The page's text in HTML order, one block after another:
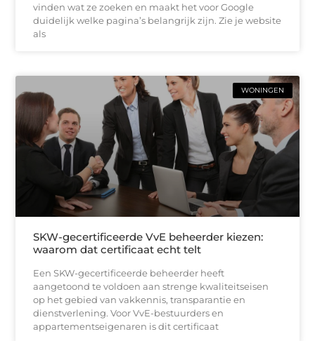
vinden wat ze zoeken en maakt het voor Google
duidelijk welke pagina’s belangrijk zijn. Zie je website
als
WONINGEN
SKW-gecertificeerde VvE beheerder kiezen:
waarom dat certificaat echt telt
Een SKW-gecertificeerde beheerder heeft
aangetoond te voldoen aan strenge kwaliteitseisen
op het gebied van vakkennis, transparantie en
dienstverlening. Voor VvE-bestuurders en
appartementseigenaren is dit certificaat